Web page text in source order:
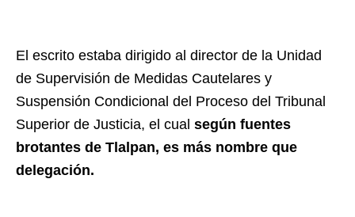
El escrito estaba dirigido al director de la Unidad
de Supervisión de Medidas Cautelares y
Suspensión Condicional del Proceso del Tribunal
Superior de Justicia, el cual según fuentes
brotantes de Tlalpan, es más nombre que
delegación.